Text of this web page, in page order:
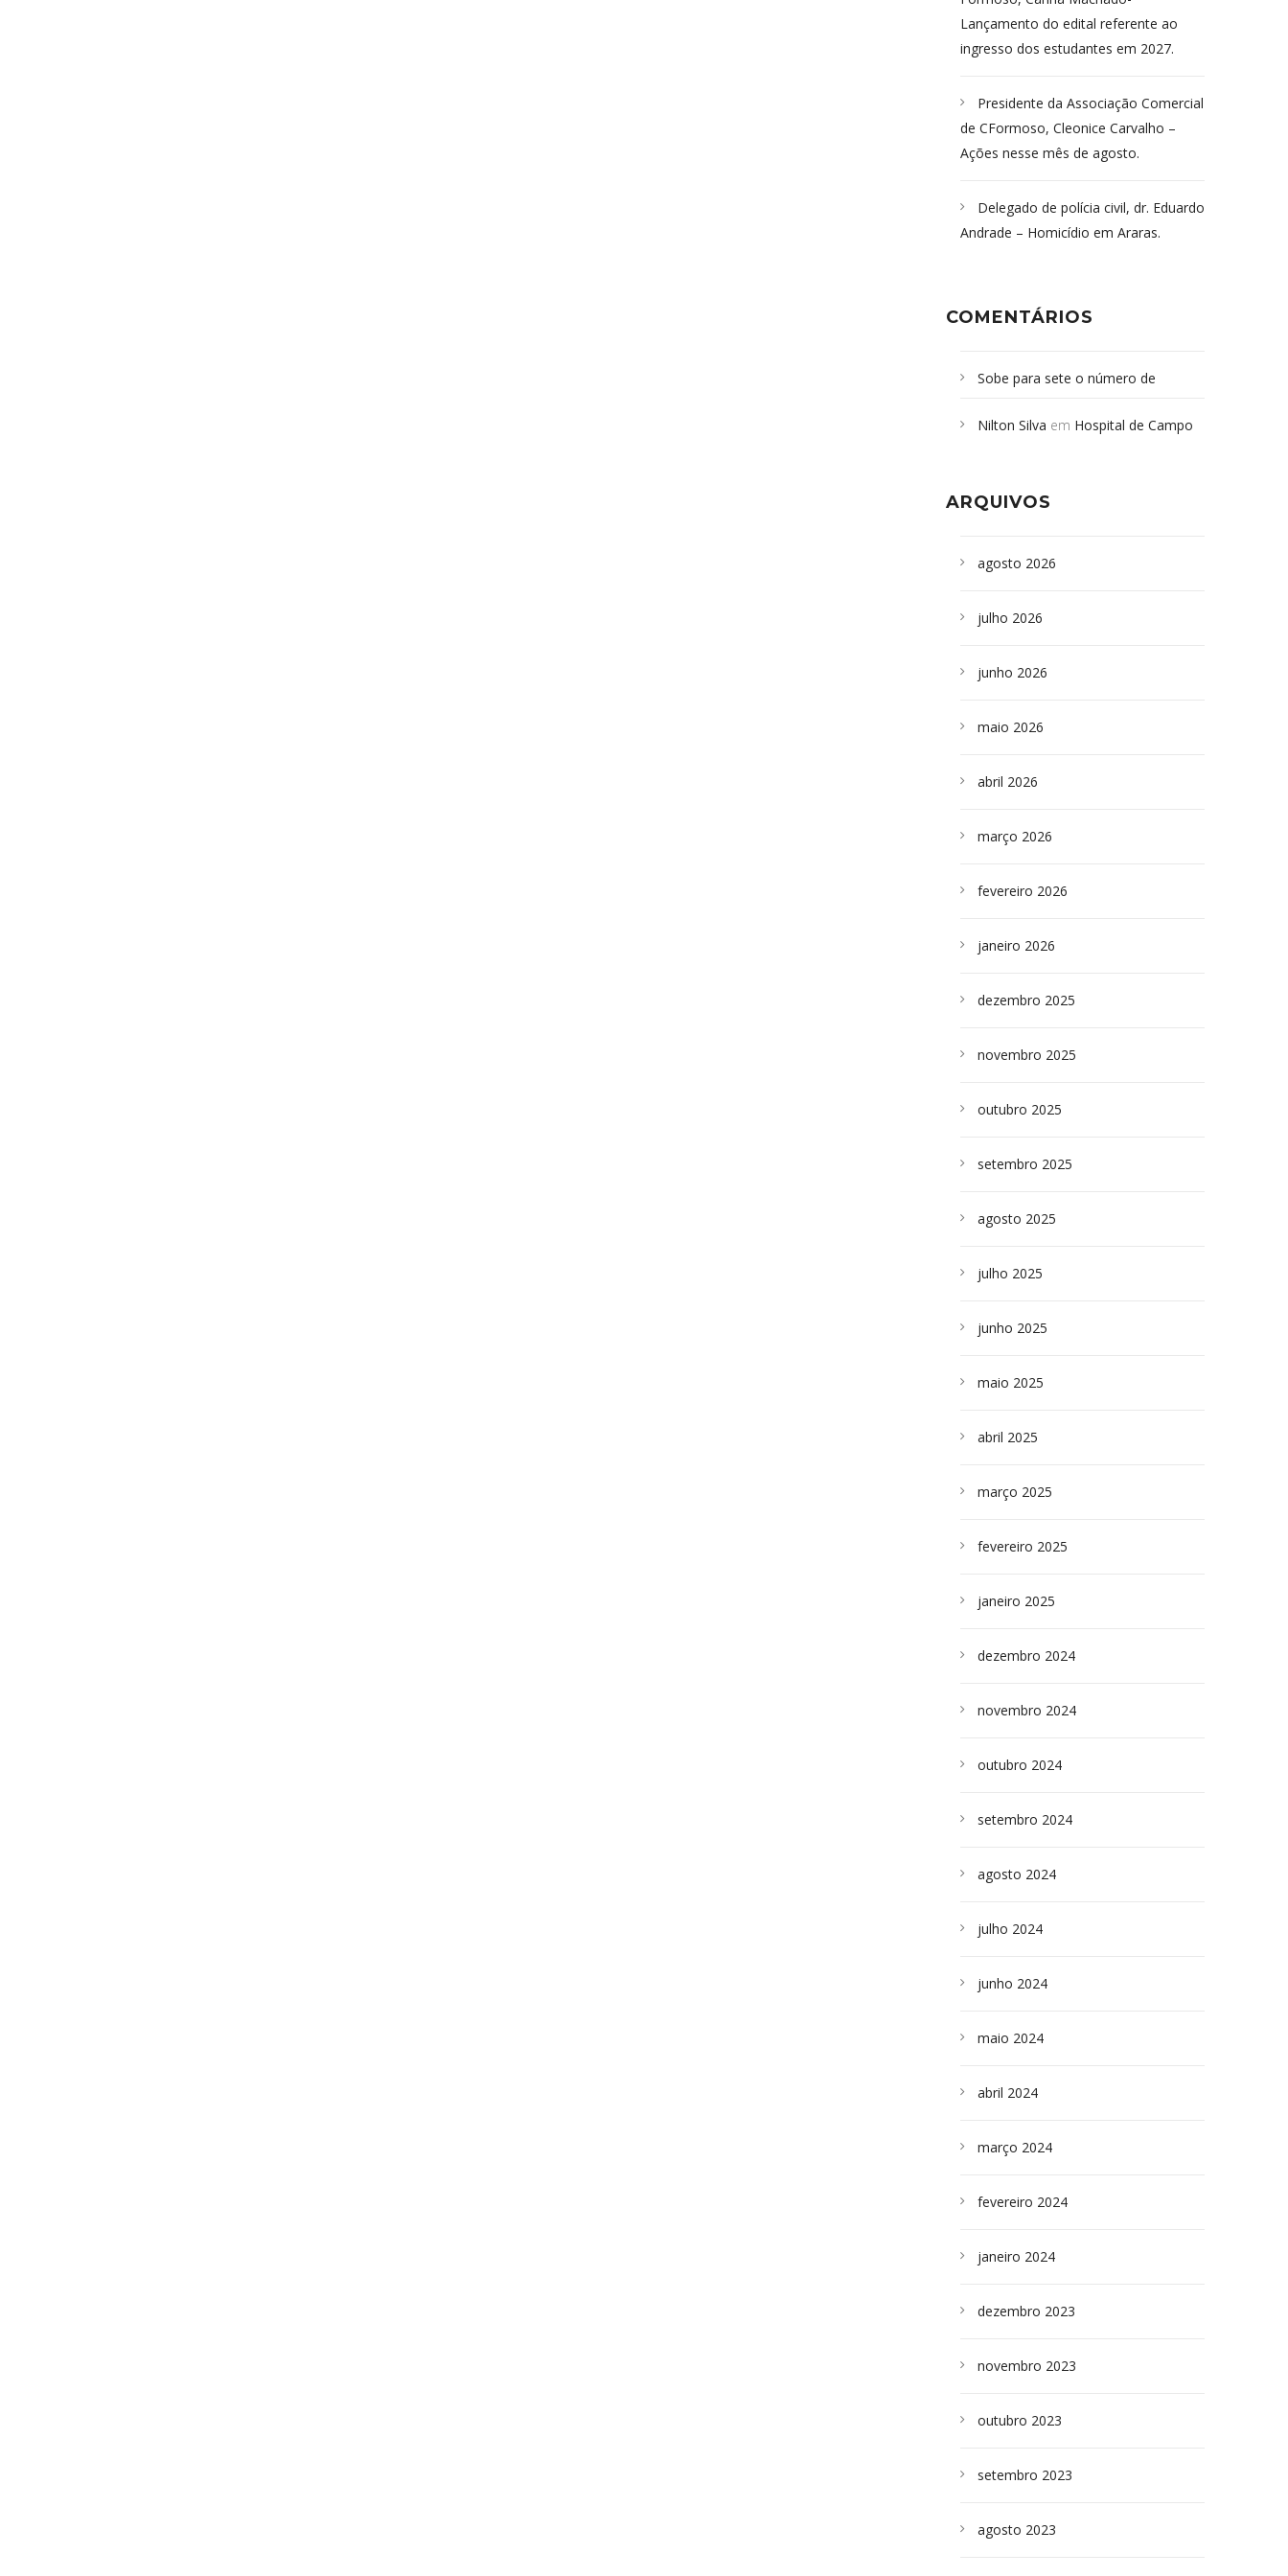
Lançamento do edital referente ao
ingresso dos estudantes em 2027.
Presidente da Associação Comercial
de CFormoso, Cleonice Carvalho –
Ações nesse mês de agosto.
Delegado de polícia civil, dr. Eduardo
Andrade – Homicídio em Araras.
COMENTÁRIOS
Sobe para sete o número de
desabamento em São Paulo - Revista
sepultados em SP
Nilton Silva em Hospital de Campo
ARQUIVOS
agosto 2026
julho 2026
junho 2026
maio 2026
abril 2026
março 2026
fevereiro 2026
janeiro 2026
dezembro 2025
novembro 2025
outubro 2025
setembro 2025
agosto 2025
julho 2025
junho 2025
maio 2025
abril 2025
março 2025
fevereiro 2025
janeiro 2025
dezembro 2024
novembro 2024
outubro 2024
setembro 2024
agosto 2024
julho 2024
junho 2024
maio 2024
abril 2024
março 2024
fevereiro 2024
janeiro 2024
dezembro 2023
novembro 2023
outubro 2023
setembro 2023
agosto 2023